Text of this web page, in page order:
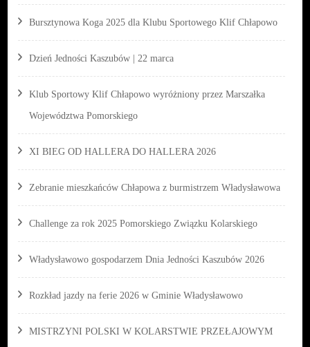
Bursztynowa Koga 2025 dla Klubu Sportowego Klif Chłapowo
Dzień Jedności Kaszubów | 22 marca
Klub Sportowy Klif Chłapowo wyróżniony przez Marszałka
Województwa Pomorskiego
XI BIEG OD HALLERA DO HALLERA 2026
Zebranie mieszkańców Chłapowa z burmistrzem Władysławowa
Challenge za rok 2025 Pomorskiego Związku Kolarskiego
Władysławowo gospodarzem Dnia Jedności Kaszubów 2026
Rozkład jazdy na ferie 2026 w Gminie Władysławowo
MISTRZYNI POLSKI W KOLARSTWIE PRZEŁAJOWYM